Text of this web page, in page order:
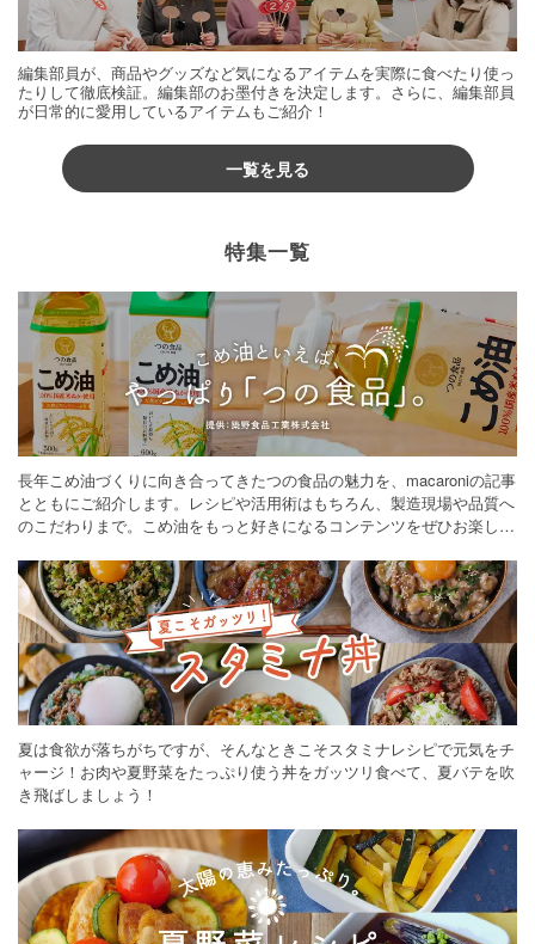
編集部員が、商品やグッズなど気になるアイテムを実際に食べたり使っ
たりして徹底検証。編集部のお墨付きを決定します。さらに、編集部員
が日常的に愛用しているアイテムもご紹介！
一覧を見る
特集一覧
長年こめ油づくりに向き合ってきたつの食品の魅力を、macaroniの記事
とともにご紹介します。レシピや活用術はもちろん、製造現場や品質へ
のこだわりまで。こめ油をもっと好きになるコンテンツをぜひお楽しみ
夏は食欲が落ちがちですが、そんなときこそスタミナレシピで元気をチ
ャージ！お肉や夏野菜をたっぷり使う丼をガッツリ食べて、夏バテを吹
き飛ばしましょう！